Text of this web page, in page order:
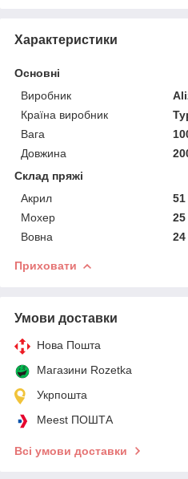
Характеристики
Основні
Виробник
Країна виробник
Вага
Довжина
Склад пряжі
Акрил
51
Мохер
25
Вовна
24
Приховати
Умови доставки
Нова Пошта
Магазини Rozetka
Укрпошта
Meest ПОШТА
Всі умови доставки